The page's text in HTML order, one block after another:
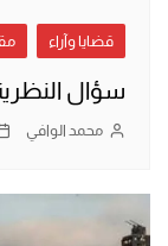
قضايا وآراء
سؤال
محمد الوافي